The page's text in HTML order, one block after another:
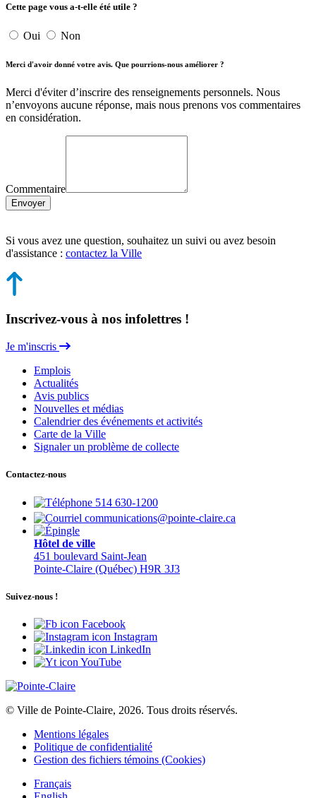
Cette page vous a-t-elle été utile ?
Oui Non
Merci d'avoir donné votre avis. Que pourrions-nous améliorer ?
Merci d'éviter d’inscrire des renseignements personnels. Nous
n’envoyons aucune réponse, mais nous prenons vos commentaires
en considération.
Commentaire
Envoyer
Si vous avez une question, souhaitez un suivi ou avez besoin
d'assistance : contactez la Ville
Inscrivez-vous à nos infolettres !
Je m'inscris
Emplois
Actualités
Avis publics
Nouvelles et médias
Calendrier des événements et activités
Carte de la Ville
Signaler un problème de collecte
Contactez-nous
514 630-1200
communications@pointe-claire.ca
Hôtel de ville
451 boulevard Saint-Jean
Pointe-Claire (Québec) H9R 3J3
Suivez-nous !
Facebook
Instagram
LinkedIn
YouTube
© Ville de Pointe-Claire, 2026. Tous droits réservés.
Mentions légales
Politique de confidentialité
Gestion des fichiers témoins (Cookies)
Français